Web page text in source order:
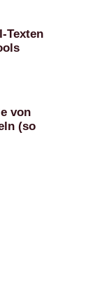
Texten
von
(so